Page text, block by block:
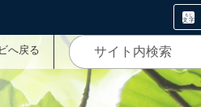
へ戻る